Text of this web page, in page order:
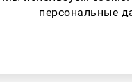
технологий и
защищены
персональные